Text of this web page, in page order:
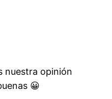
nuestra opinión
😀